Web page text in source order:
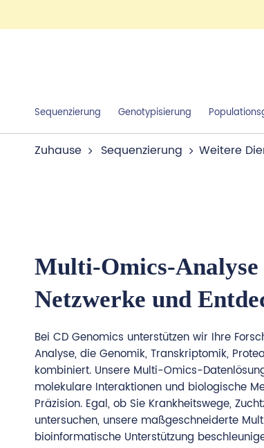
Sequenzierung Genotypisierung
Zuhause Sequenzierung Weitere
Multi-Omics-
Netzwerke und
Bei CD Genomics unterstützen wir Ihre
Analyse, die Genomik, Transkriptomik,
kombiniert. Unsere Multi-Omics-
molekulare Interaktionen und biologische
Präzision. Egal, ob Sie Krankheitswege,
untersuchen, unsere maßgeschneiderte
bioinformatische Unterstützung